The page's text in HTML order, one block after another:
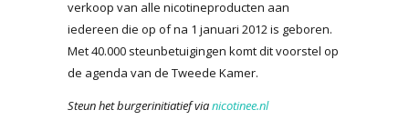
verkoop van alle nicotineproducten aan
iedereen die op of na 1 januari 2012 is geboren.
Met 40.000 steunbetuigingen komt dit voorstel op
de agenda van de Tweede Kamer.
Steun het burgerinitiatief vianicotinee.nl